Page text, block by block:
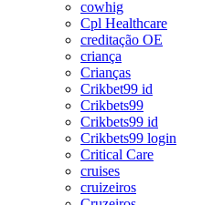
cowhig
Cpl Healthcare
creditação OE
criança
Crianças
Crikbet99 id
Crikbets99
Crikbets99 id
Crikbets99 login
Critical Care
cruises
cruizeiros